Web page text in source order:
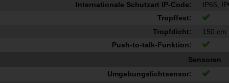
Internationale Schutzart IP-Code:
IP65,
Tropffest:
Tropfdicht:
150 cm
Push-to-talk-Funktion:
Sensoren
Umgebungslichtsensor: